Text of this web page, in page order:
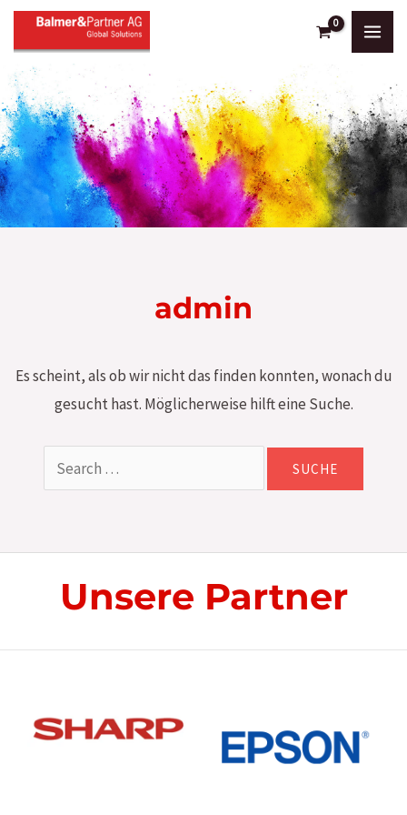
Zum
springen
admin
Es scheint, als ob wir nicht das finden konnten, wonach du
gesucht hast. Möglicherweise hilft eine Suche.
Suchen
nach:
Unsere Partner